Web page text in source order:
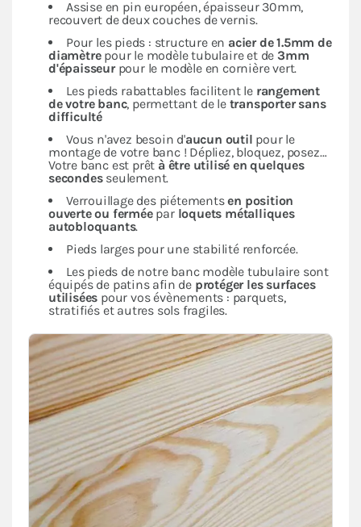
Assise en pin européen, épaisseur 30mm,
recouvert de deux couches de vernis.
Pour les pieds : structure en acier de 1.5mm de
diamètrepour le modèle tubulaire et de3mm
d'épaisseurpour le modèle en cornière vert.
Les pieds rabattables facilitent le rangement
de votre banc, permettant de letransporter sans
difficulté
Vous n'avez besoin d'aucun outil pour le
montage de votre banc ! Dépliez, bloquez, posez…
Votre banc est prêt à être utilisé en quelques
secondesseulement.
Verrouillage des piétementsen position
ouverte ou ferméepar loquets métalliques
autobloquants.
Pieds larges pour une stabilité renforcée.
Les pieds de notre banc modèle tubulaire sont
équipés de patins afin de protéger les surfaces
utilisées pour vos évènements : parquets,
stratifiés et autres sols fragiles.